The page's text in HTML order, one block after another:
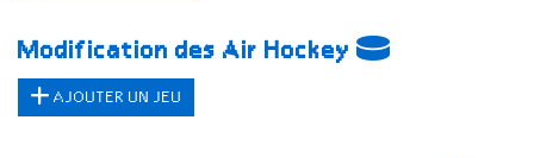
Modification des Air Hockey
AJOUTER UN JEU